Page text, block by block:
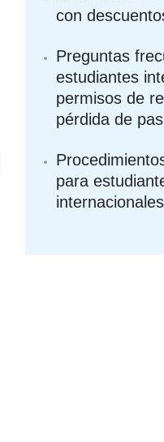
con
Preguntas
estudiantes
permisos de
pérdida de
para